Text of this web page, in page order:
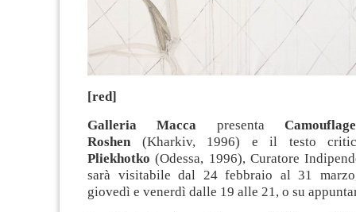
[red]
Galleria Macca presentaCamouflage
Roshen (Kharkiv, 1996) e il testo
Pliekhotko (Odessa, 1996), Curatore
sarà visitabile dal 24 febbraio al 31
giovedì e venerdì dalle 19 alle 21, o su